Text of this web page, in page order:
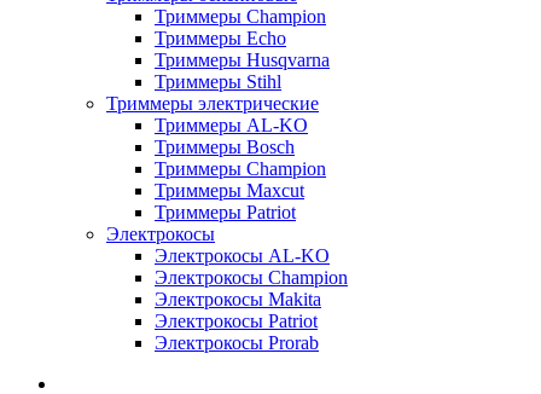
Триммеры Champion
Триммеры Echo
Триммеры Husqvarna
Триммеры Stihl
Триммеры электрические
Триммеры AL-KO
Триммеры Bosch
Триммеры Champion
Триммеры Maxcut
Триммеры Patriot
Электрокосы
Электрокосы AL-KO
Электрокосы Champion
Электрокосы Makita
Электрокосы Patriot
Электрокосы Prorab